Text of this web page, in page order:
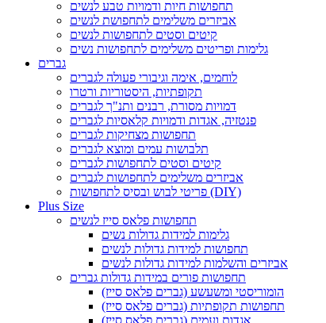
תחפושות חיות ודמויות טבע לנשים
אביזרים משלימים לתחפושת לנשים
קיטים וסטים לתחפושות לנשים
גלימות ופריטים משלימים לתחפושות נשים
גברים
לוחמים, אימה וגיבורי פעולה לגברים
תקופתיות, היסטוריות ורטרו
דמויות מסורת, רבנים ותנ"ך לגברים
פנטזיה, אגדות ודמויות קלאסיות לגברים
תחפושות מצחיקות לגברים
תלבושות עמים ומוצא לגברים
קיטים וסטים לתחפושות לגברים
אביזרים משלימים לתחפושות לגברים
פריטי לבוש ובסיס לתחפושות (DIY)
Plus Size
תחפושות פלאס סייז לנשים
גלימות למידות גדולות נשים
תחפושות למידות גדולות לנשים
אביזרים והשלמות למידות גדולות לנשים
תחפושות פורים במידות גדולות גברים
הומוריסטי ומשעשע (גברים פלאס סייז)
תחפושות תקופתיות (גברים פלאס סייז)
אגדות ועמים (גברים פלאס סייז)